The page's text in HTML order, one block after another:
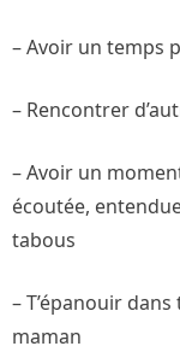
– Avoir un temps
– Rencontrer
– Avoir un
écoutée,
tabous
– T’épanouir
maman